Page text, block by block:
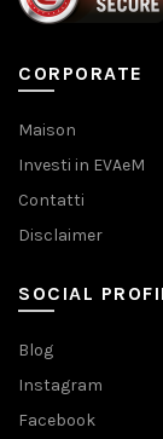
CORPORATE
Maison
Investi in EVAeM
Contatti
Disclaimer
SOCIAL
Blog
Instagram
Facebook